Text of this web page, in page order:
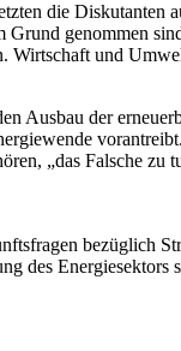
die
genommen
und
Ausbau der
„das Falsche
des